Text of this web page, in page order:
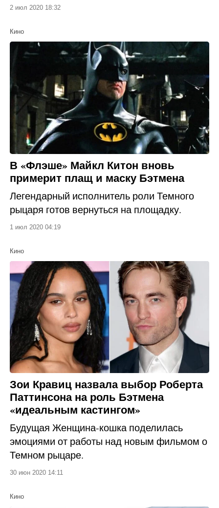
2 июл 2020 18:32
Кино
В «Флэше» Майкл Китон вновь
примерит плащ и маску Бэтмена
Легендарный исполнитель роли Темного
рыцаря готов вернуться на площадку.
1 июл 2020 04:19
Кино
Зои Кравиц назвала выбор Роберта
Паттинсона на роль Бэтмена
«идеальным кастингом»
Будущая Женщина-кошка поделилась
эмоциями от работы над новым фильмом о
Темном рыцаре.
30 июн 2020 14:11
Кино